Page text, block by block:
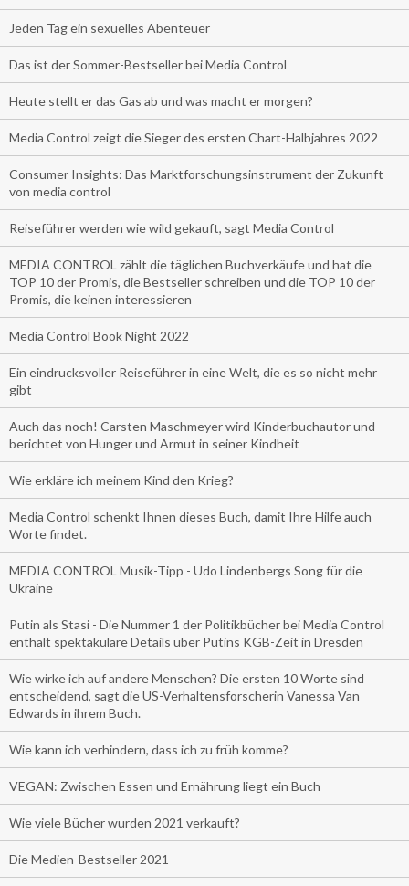
Jeden Tag ein sexuelles Abenteuer
Das ist der Sommer-Bestseller bei Media Control
Heute stellt er das Gas ab und was macht er morgen?
Media Control zeigt die Sieger des ersten Chart-Halbjahres 2022
Consumer Insights: Das Marktforschungsinstrument der Zukunft
von media control
Reiseführer werden wie wild gekauft, sagt Media Control
MEDIA CONTROL zählt die täglichen Buchverkäufe und hat die
TOP 10 der Promis, die Bestseller schreiben und die TOP 10 der
Promis, die keinen interessieren
Media Control Book Night 2022
Ein eindrucksvoller Reiseführer in eine Welt, die es so nicht mehr
gibt
Auch das noch! Carsten Maschmeyer wird Kinderbuchautor und
berichtet von Hunger und Armut in seiner Kindheit
Wie erkläre ich meinem Kind den Krieg?
Media Control schenkt Ihnen dieses Buch, damit Ihre Hilfe auch
Worte findet.
MEDIA CONTROL Musik-Tipp - Udo Lindenbergs Song für die
Ukraine
Putin als Stasi - Die Nummer 1 der Politikbücher bei Media Control
enthält spektakuläre Details über Putins KGB-Zeit in Dresden
Wie wirke ich auf andere Menschen? Die ersten 10 Worte sind
entscheidend, sagt die US-Verhaltensforscherin Vanessa Van
Edwards in ihrem Buch.
Wie kann ich verhindern, dass ich zu früh komme?
VEGAN: Zwischen Essen und Ernährung liegt ein Buch
Wie viele Bücher wurden 2021 verkauft?
Die Medien-Bestseller 2021